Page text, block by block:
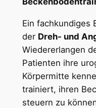
Ein fachkundiges
der Dreh- und
Wiedererlangen
Patienten ihre
Körpermitte
trainiert, ihren
steuern zu